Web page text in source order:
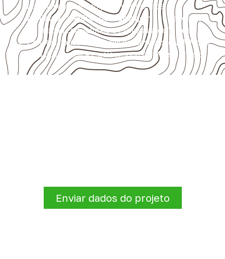
revestimentos e componentes internos.
Indústrias e linhas de montagem
que necessitam
de chapas com formato e espessura definidos.
Projetos náuticos específicos, desde que validados
pela ficha técnica e pelo responsável pelo projeto.
Enviar dados do projeto